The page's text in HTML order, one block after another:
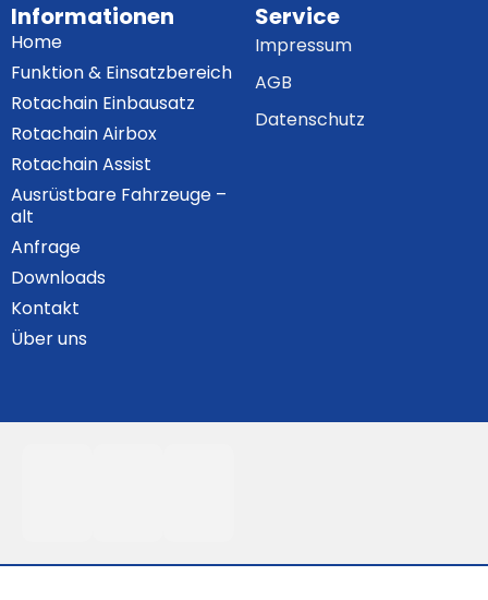
Informationen
Home
Funktion & Einsatzbereich
Rotachain Einbausatz
Rotachain Airbox
Rotachain Assist
Ausrüstbare Fahrzeuge –
alt
Anfrage
Downloads
Kontakt
Über uns
Service
Impressum
AGB
Datenschutz